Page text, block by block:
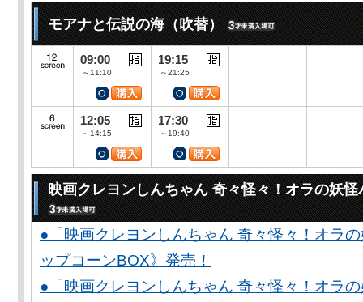
モアナと伝説の海（吹替）
09:00
～11:10
19:15
～21:25
12:05
～14:15
17:30
～19:40
映画クレヨンしんちゃん 奇々怪々！オラの妖怪
●「映画クレヨンしんちゃん 奇々怪々！オラ
ップコーンBOX》発売！
●「映画クレヨンしんちゃん 奇々怪々！オラ